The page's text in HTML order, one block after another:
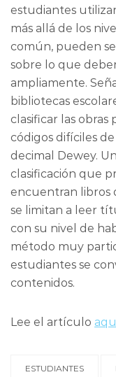
estudiantes
más allá de los
común, pueden
sobre lo que
ampliamente.
bibliotecas
clasificar las
códigos difíciles
decimal Dewey.
clasificación que
encuentran libros
se limitan a leer
con su nivel de
método muy
estudiantes se
contenidos.
Lee el artículo
ESTUDIANTES